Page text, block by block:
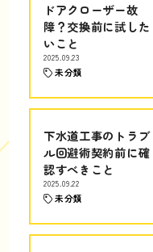
ドアクローザー故
障？交換前に試した
いこと
2025.09.23
未分類
下水道工事のトラブ
ル回避術契約前に確
認すべきこと
2025.09.22
未分類